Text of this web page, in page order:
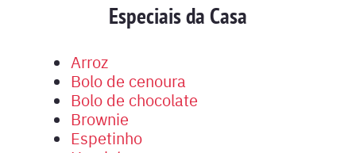
Especiais da Casa
Arroz
Bolo de cenoura
Bolo de chocolate
Brownie
Espetinho